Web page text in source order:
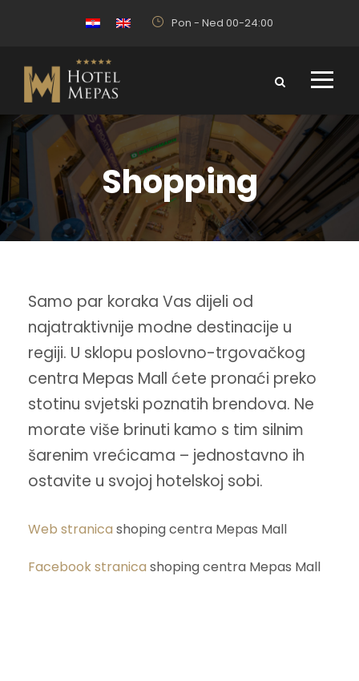
Pon - Ned 00-24:00
Shopping
Samo par koraka Vas dijeli od
najatraktivnije modne destinacije u
regiji. U sklopu poslovno-trgovačkog
centra Mepas Mall ćete pronaći preko
stotinu svjetski poznatih brendova. Ne
morate više brinuti kamo s tim silnim
šarenim vrećicama – jednostavno ih
ostavite u svojoj hotelskoj sobi.
Web stranica shoping centra Mepas Mall
Facebook stranica shoping centra Mepas Mall